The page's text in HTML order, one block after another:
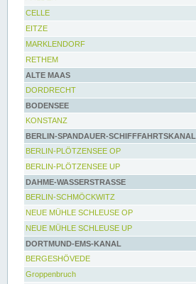
CELLE
EITZE
MARKLENDORF
RETHEM
ALTE MAAS
DORDRECHT
BODENSEE
KONSTANZ
BERLIN-SPANDAUER-SCHIFFFAHRTSKANAL
BERLIN-PLÖTZENSEE OP
BERLIN-PLÖTZENSEE UP
DAHME-WASSERSTRASSE
BERLIN-SCHMÖCKWITZ
NEUE MÜHLE SCHLEUSE OP
NEUE MÜHLE SCHLEUSE UP
DORTMUND-EMS-KANAL
BERGESHÖVEDE
Groppenbruch